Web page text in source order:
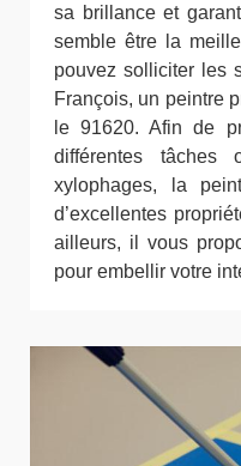
sa brillance et
semble être la
pouvez solliciter les
François, un peintre
le 91620. Afin de
différentes tâches
xylophages, la
d’excellentes
ailleurs, il vous
pour embellir votre